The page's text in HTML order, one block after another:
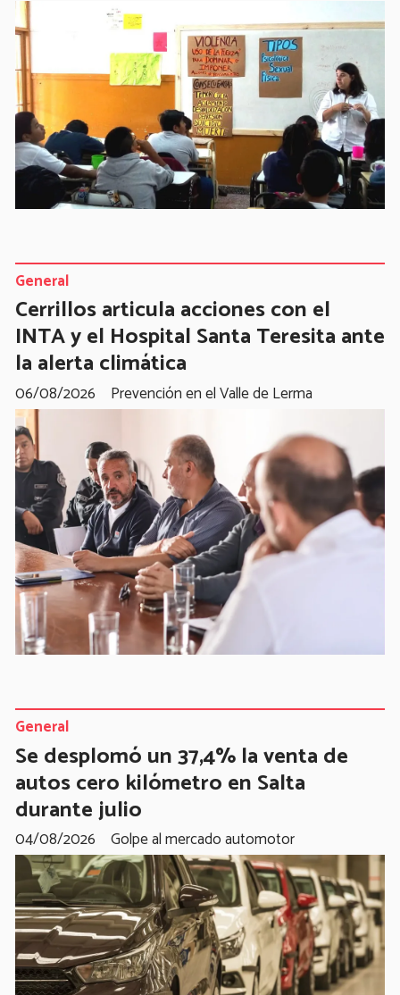
Cerrillos articula acciones con el
INTA y el Hospital Santa Teresita ante
la alerta climática
Prevención en el Valle de Lerma
General
06/08/2026
Se desplomó un 37,4% la venta de
autos cero kilómetro en Salta
durante julio
Golpe al mercado automotor
General
04/08/2026